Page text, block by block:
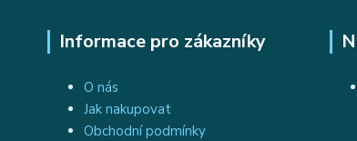
Informace pro zákazníky
O nás
Jak nakupovat
Obchodní podmínky